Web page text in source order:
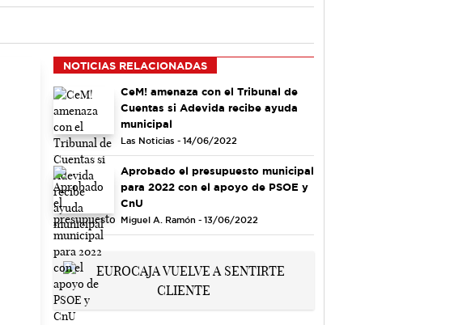
NOTICIAS RELACIONADAS
CeM! amenaza con el Tribunal de
Cuentas si Adevida recibe ayuda
municipal
Las Noticias - 14/06/2022
Aprobado el presupuesto municipal
para 2022 con el apoyo de PSOE y
CnU
Miguel A. Ramón - 13/06/2022